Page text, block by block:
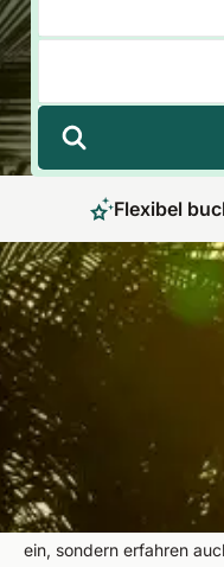
Flexibel
Lüften Sie das
Entspannung
Wir nehmen Sie mit auf
Gesundheit! Entdecken
über 5.000 Angeboten in
Bedürfnis das passende
Sie nicht nur in sinnliche
ein, sondern erfahren